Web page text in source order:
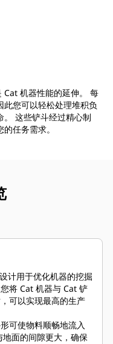
机器性能的延伸。 每
您可以轻松处理堆积负
。 这些铲斗经过精心制
任务需求。
计用于优化机器的挖掘
将 Cat 机器与 Cat 铲
可以实现最高的生产
可使物料顺畅地流入
面的间隙更大，确保